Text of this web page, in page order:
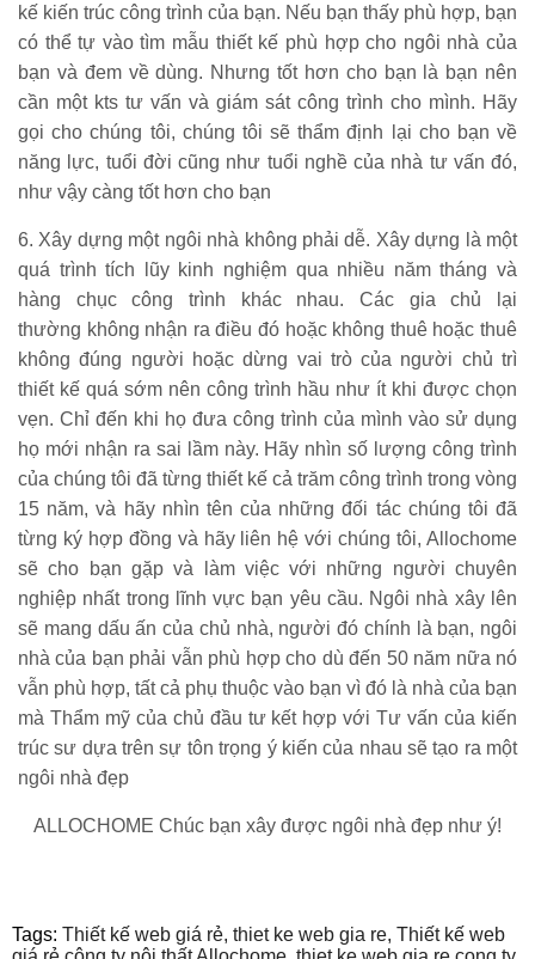
kế kiến trúc công trình của bạn. Nếu bạn thấy phù hợp, bạn
có thể tự vào tìm mẫu thiết kế phù hợp cho ngôi nhà của
bạn và đem về dùng. Nhưng tốt hơn cho bạn là bạn nên
cần một kts tư vấn và giám sát công trình cho mình. Hãy
gọi cho chúng tôi, chúng tôi sẽ thẩm định lại cho bạn về
năng lực, tuổi đời cũng như tuổi nghề của nhà tư vấn đó,
như vậy càng tốt hơn cho bạn
6. Xây dựng một ngôi nhà không phải dễ. Xây dựng là một
quá trình tích lũy kinh nghiệm qua nhiều năm tháng và
hàng chục công trình khác nhau. Các gia chủ lại
thường không nhận ra điều đó hoặc không thuê hoặc thuê
không đúng người hoặc dừng vai trò của người chủ trì
thiết kế quá sớm nên công trình hầu như ít khi được chọn
vẹn. Chỉ đến khi họ đưa công trình của mình vào sử dụng
họ mới nhận ra sai lầm này. Hãy nhìn số lượng công trình
của chúng tôi đã từng thiết kế cả trăm công trình trong vòng
15 năm, và hãy nhìn tên của những đối tác chúng tôi đã
từng ký hợp đồng và hãy liên hệ với chúng tôi, Allochome
sẽ cho bạn gặp và làm việc với những người chuyên
nghiệp nhất trong lĩnh vực bạn yêu cầu. Ngôi nhà xây lên
sẽ mang dấu ấn của chủ nhà, người đó chính là bạn, ngôi
nhà của bạn phải vẫn phù hợp cho dù đến 50 năm nữa nó
vẫn phù hợp, tất cả phụ thuộc vào bạn vì đó là nhà của bạn
mà Thẩm mỹ của chủ đầu tư kết hợp với Tư vấn của kiến
trúc sư dựa trên sự tôn trọng ý kiến của nhau sẽ tạo ra một
ngôi nhà đẹp
ALLOCHOME Chúc bạn xây được ngôi nhà đẹp như ý!
Tags: Thiết kế web giá rẻ, thiet ke web gia re, Thiết kế web